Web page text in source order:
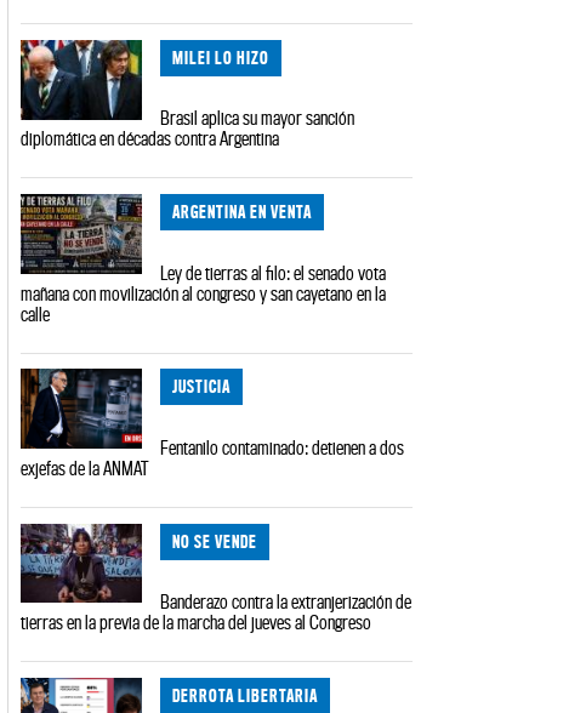
MILEI LO HIZO
Brasil aplica su mayor sanción
diplomática en décadas contra Argentina
ARGENTINA EN VENTA
Ley de tierras al filo: el senado vota
mañana con movilización al congreso y san cayetano en la
calle
JUSTICIA
Fentanilo contaminado: detienen a dos
exjefas de la ANMAT
NO SE VENDE
Banderazo contra la extranjerización de
tierras en la previa de la marcha del jueves al Congreso
DERROTA LIBERTARIA